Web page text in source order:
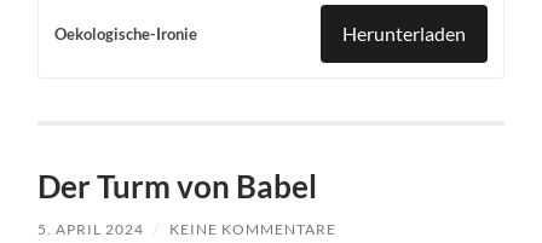
Oekologische-Ironie Herunterladen
Der Turm von Babel
5. APRIL 2024 / KEINE KOMMENTARE